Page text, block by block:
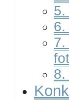
5.
6.
7.
8.